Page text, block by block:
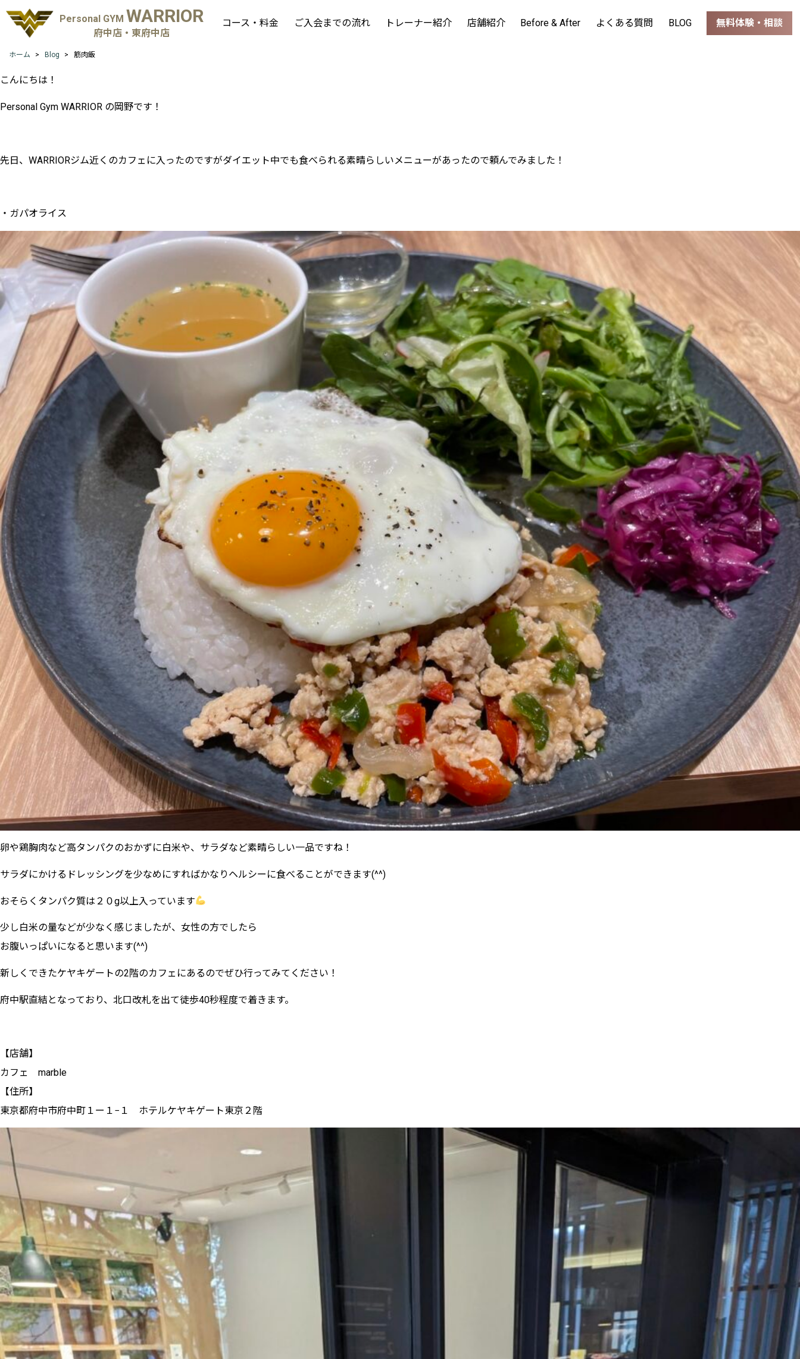
Personal GYM WARRIOR
府中店・東府中店
コース・料金 ご入会までの流れ トレーナー紹介 店舗紹介 Before & After よくある質問 BLOG 無料体験・相談
ホーム Blog 筋肉飯
こんにちは！
Personal Gym WARRIOR の岡野です！
先日、WARRIORジム近くのカフェに入ったのですがダイエット中でも食べられる素晴らしいメニューがあったので頼んでみました！
・ガパオライス
卵や鶏胸肉など高タンパクのおかずに白米や、サラダなど素晴らしい一品ですね！
サラダにかけるドレッシングを少なめにすればかなりヘルシーに食べることができます(^^)
おそらくタンパク質は２０g以上入っています
少し白米の量などが少なく感じましたが、女性の方でしたら
お腹いっぱいになると思います(^^)
新しくできたケヤキゲートの2階のカフェにあるのでぜひ行ってみてください！
府中駅直結となっており、北口改札を出て徒歩40秒程度で着きます。
【店舗】
カフェ marble
【住所】
東京都府中市府中町１ー１−１ ホテルケヤキゲート東京２階